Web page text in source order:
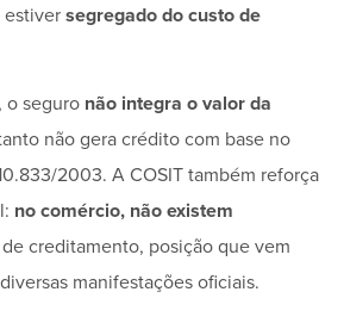
estiversegregado do custo de
o seguro não integra o valor da
não gera crédito com base no
2003. A COSIT também reforça
no comércio, não existem
de creditamento, posição que vem
manifestações oficiais.